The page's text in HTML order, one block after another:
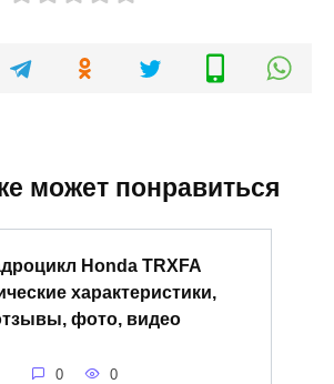
может понравиться
Honda TRXFA
характеристики,
фото, видео
0 0